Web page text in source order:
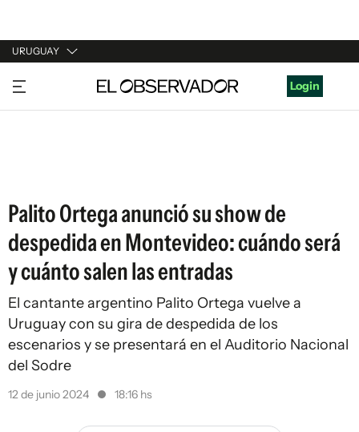
URUGUAY
URUGUAY
ARGENTINA
Login
Palito Ortega anunció su show de
despedida en Montevideo: cuándo será
y cuánto salen las entradas
El cantante argentino Palito Ortega vuelve a
Uruguay con su gira de despedida de los
escenarios y se presentará en el Auditorio Nacional
del Sodre
12 de junio 2024 18:16 hs